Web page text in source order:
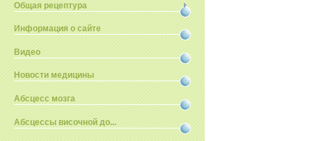
Общая рецептура
Информация о сайте
Видео
Новости медицины
Абсцесс мозга
Абсцессы височной до...